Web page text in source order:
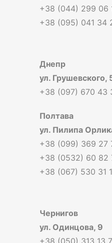
+38 (044) 299 06
+38 (095) 041 34
Днепр
ул. Грушевского,
+38 (097) 670 43
Полтава
ул. Пилипа
+38 (099) 369 27
+38 (0532) 60 82
+38 (067) 530 31
Чернигов
ул. Одинцова, 9
+38 (050) 313 13